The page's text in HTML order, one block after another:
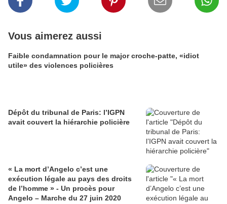
Vous aimerez aussi
Faible condamnation pour le major croche-patte, «idiot
utile» des violences policières
Dépôt du tribunal de Paris: l’IGPN
avait couvert la hiérarchie policière
« La mort d’Angelo c’est une
exécution légale au pays des droits
de l’homme » - Un procès pour
Angelo – Marche du 27 juin 2020